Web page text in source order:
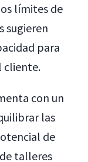
límites de
sugieren
para
cliente.
con un
las
de
talleres